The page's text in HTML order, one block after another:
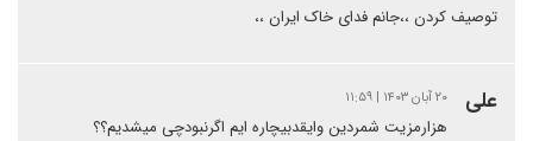
توصیف کردن ،،جانم فدای خاک ایران ،،
علی ۲۰ آبان ۱۴۰۳ | ۱۱:۵۹
هزارمزیت شمردین وایقدبیچاره ایم اگرنبودچی میشدیم؟؟